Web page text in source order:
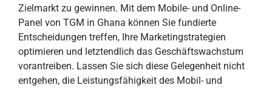
Zielmarkt zu gewinnen. Mit dem Mobile- und Online-
Panel von TGM in Ghana können Sie fundierte
Entscheidungen treffen, Ihre Marketingstrategien
optimieren und letztendlich das Geschäftswachstum
vorantreiben. Lassen Sie sich diese Gelegenheit nicht
entgehen, die Leistungsfähigkeit des Mobil- und